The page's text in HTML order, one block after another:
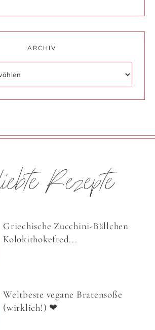
ARCHIV
Rezepte
Griechische Zucchini-Bällchen
Kolokithokefted...
Weltbeste vegane Bratensoße
(wirklich!) ❤